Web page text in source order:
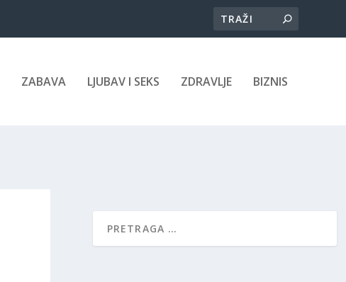
ZABAVA LJUBAV I SEKS ZDRAVLJE BIZNIS